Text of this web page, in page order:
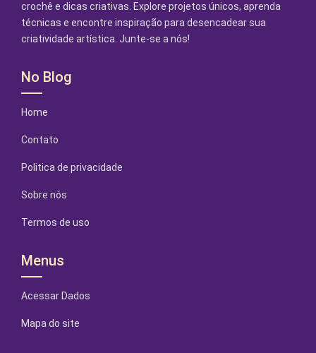
crochê e dicas criativas. Explore projetos únicos, aprenda
técnicas e encontre inspiração para desencadear sua
criatividade artística. Junte-se a nós!
No Blog
Home
Contato
Politica de privacidade
Sobre nós
Termos de uso
Menus
Acessar Dados
Mapa do site